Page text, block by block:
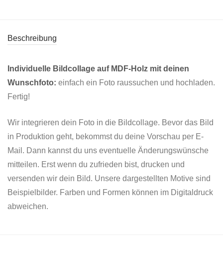
Beschreibung
Individuelle Bildcollage auf MDF-Holz mit deinen
Wunschfoto: einfach ein Foto raussuchen und hochladen.
Fertig!
Wir integrieren dein Foto in die Bildcollage. Bevor das Bild
in Produktion geht, bekommst du deine Vorschau per E-
Mail. Dann kannst du uns eventuelle Änderungswünsche
mitteilen. Erst wenn du zufrieden bist, drucken und
versenden wir dein Bild. Unsere dargestellten Motive sind
Beispielbilder. Farben und Formen können im Digitaldruck
abweichen.